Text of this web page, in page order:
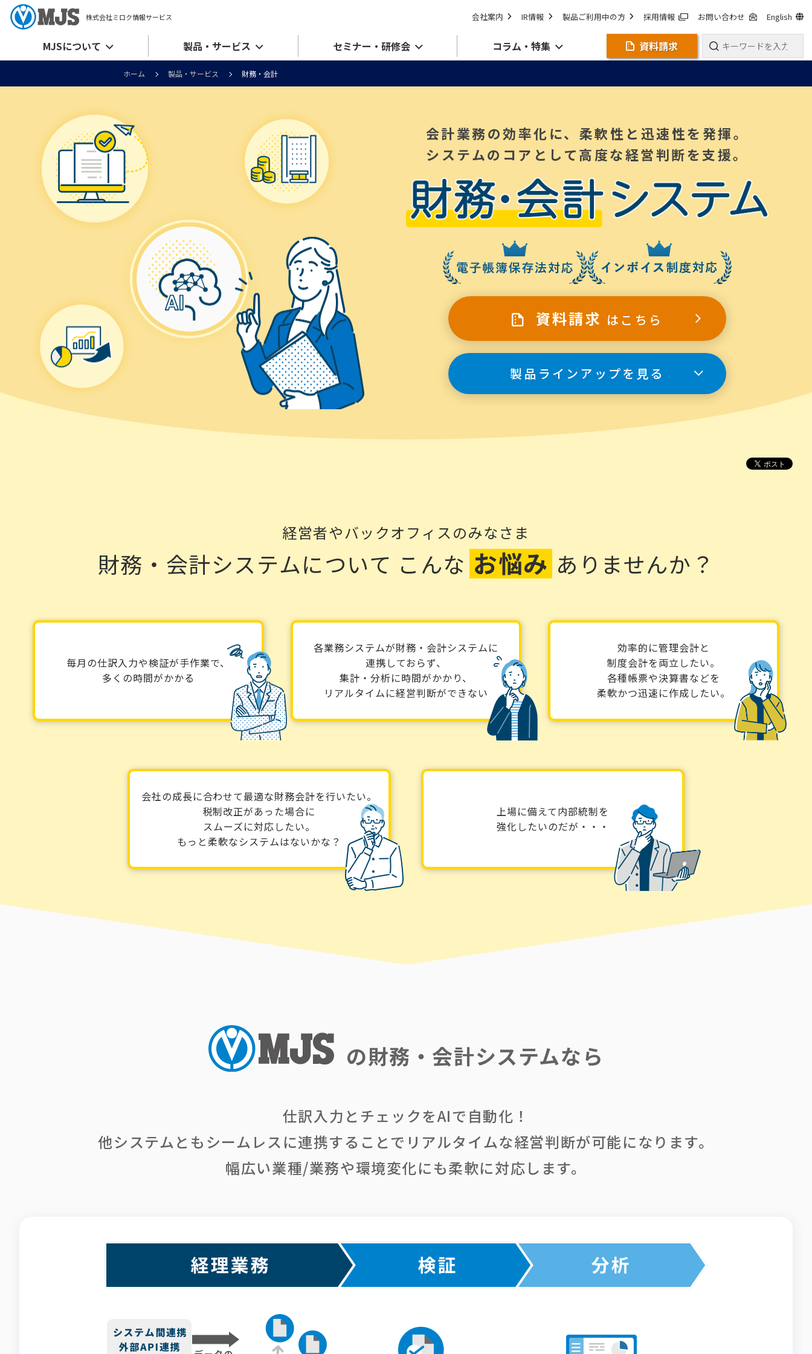
株式会社ミロク情報サービス 会社案内 IR情報 製品ご利用中の方 採用情報 お問い合わせ English
MJSについて 製品・サービス セミナー・研修会 コラム・特集 資料請求
ホーム 製品・サービス 財務・会計
会計業務の効率化に、柔軟性と迅速性を発揮。
システムのコアとして高度な経営判断を支援。
資料請求 はこちら
製品ラインアップを見る
経営者やバックオフィスのみなさま
財務・会計システムについて こんな お悩み ありませんか？
毎月の仕訳入力や検証が手作業で、
多くの時間がかかる
各業務システムが財務・会計システムに
連携しておらず、
集計・分析に時間がかかり、
リアルタイムに経営判断ができない
効率的に管理会計と
制度会計を両立したい。
各種帳票や決算書などを
柔軟かつ迅速に作成したい。
会社の成長に合わせて最適な財務会計を行いたい。
税制改正があった場合に
スムーズに対応したい。
もっと柔軟なシステムはないかな？
上場に備えて内部統制を
強化したいのだが・・・
の財務・会計システムなら
仕訳入力とチェックをAIで自動化！
他システムともシームレスに連携することで リアルタイムな経営判断が可能になります。
幅広い業種/業務や環境変化にも柔軟に対応します。